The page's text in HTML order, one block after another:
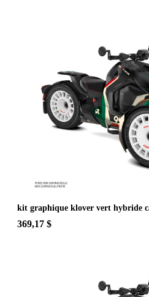
kit graphique klover vert hybride
369,17 $